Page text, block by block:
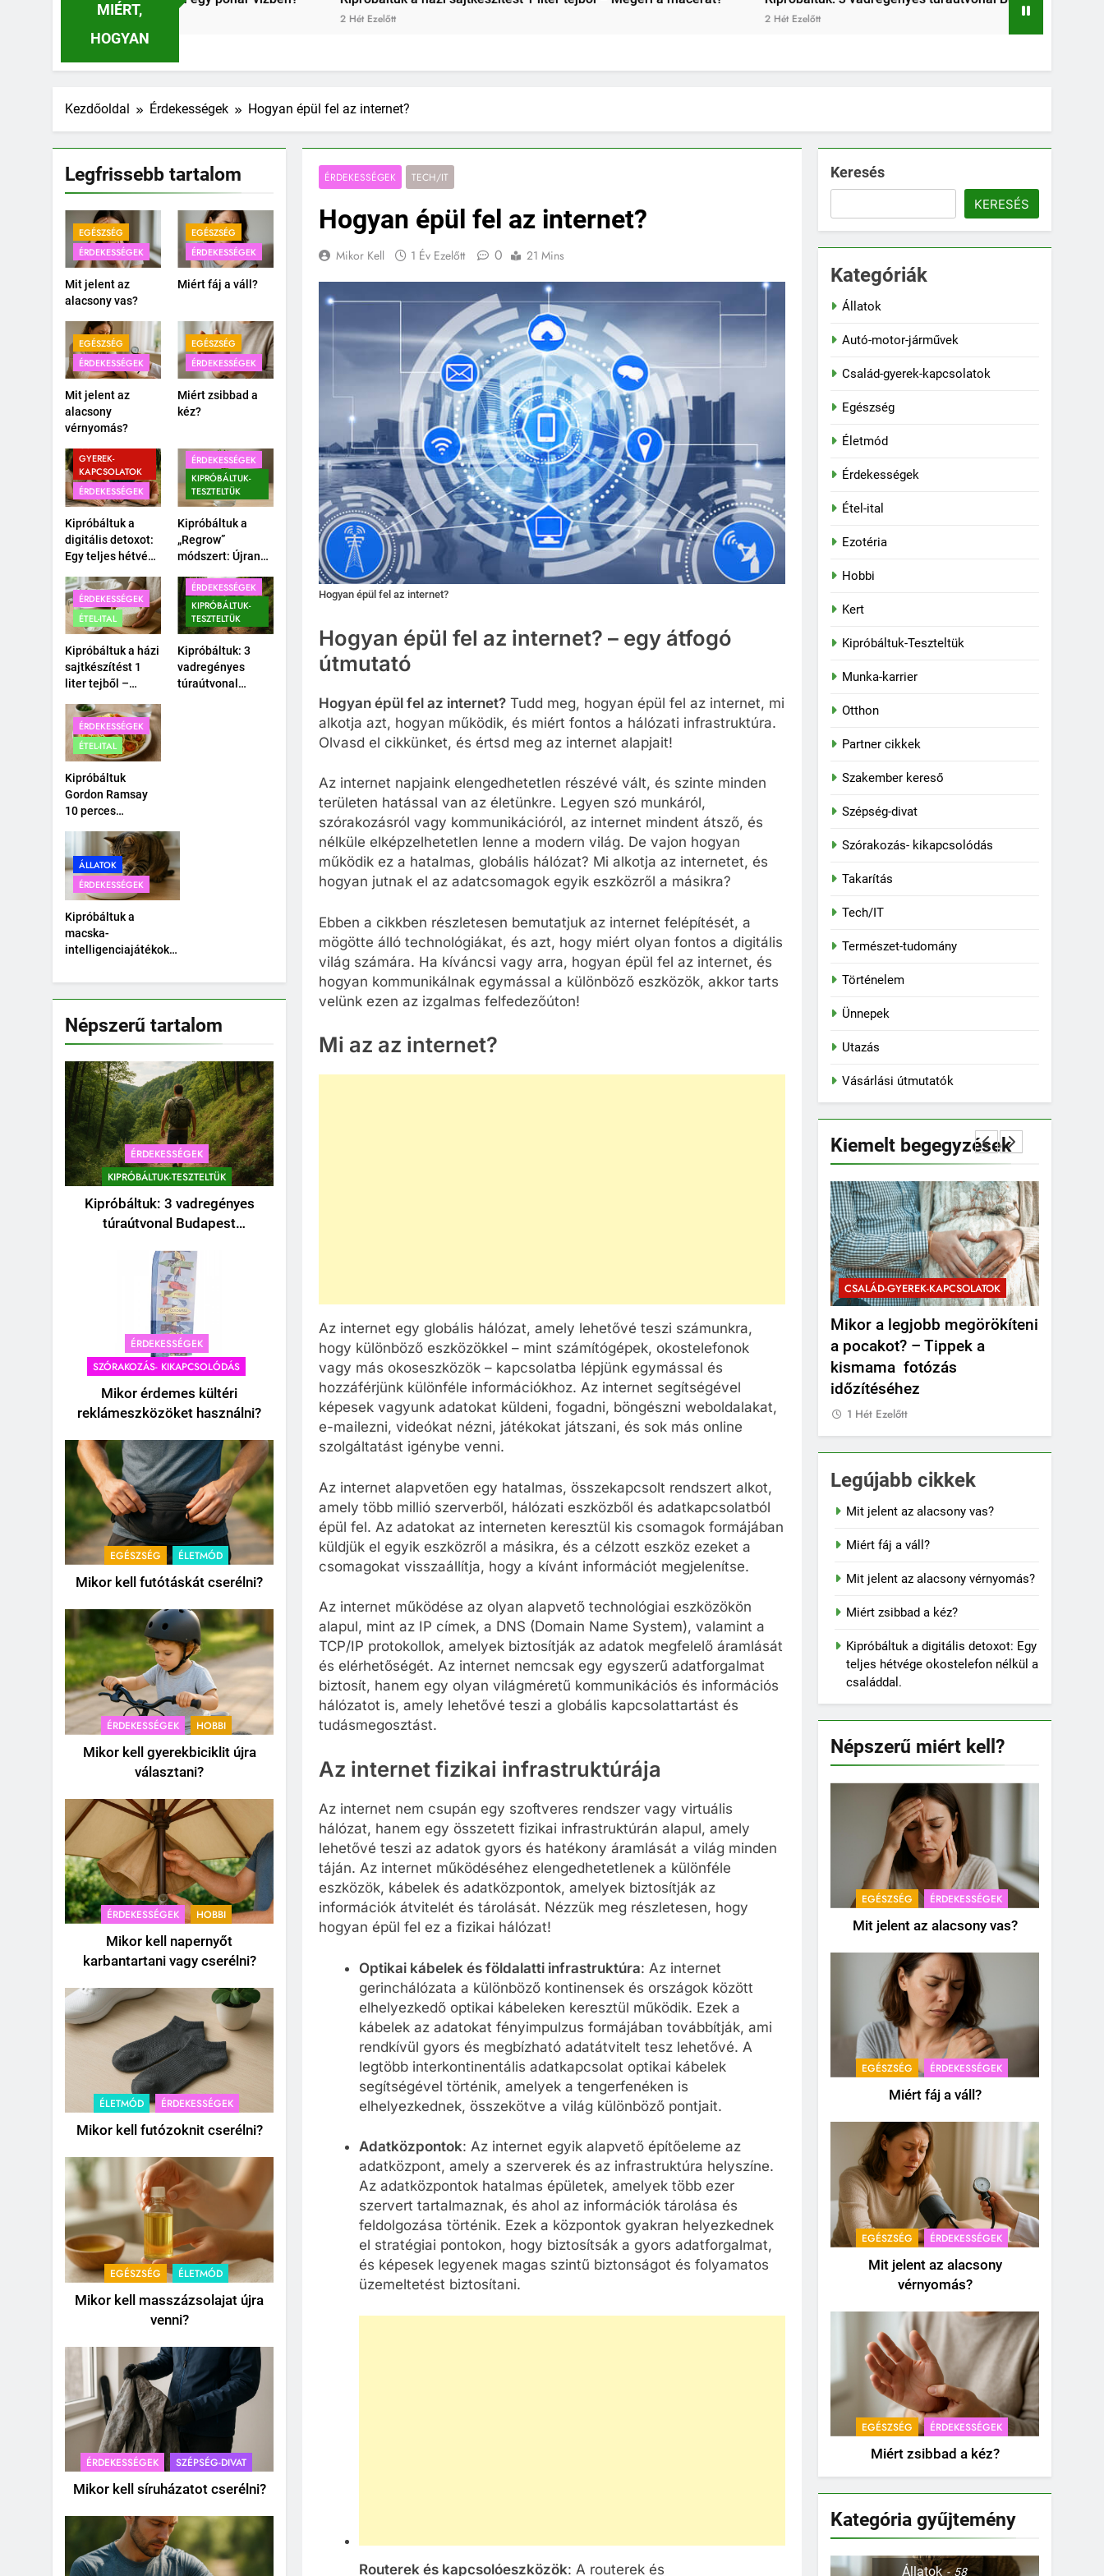
MIÉRT,
HOGYAN
Kezdőoldal Érdekességek Hogyan épül fel az internet?
Legfrissebb tartalom
EGÉSZSÉG
ÉRDEKESSÉGEK
Mit jelent az
alacsony vas?
EGÉSZSÉG
ÉRDEKESSÉGEK
Miért fáj a váll?
EGÉSZSÉG
ÉRDEKESSÉGEK
Mit jelent az
alacsony
vérnyomás?
EGÉSZSÉG
ÉRDEKESSÉGEK
Miért zsibbad a
kéz?
GYEREK-
KAPCSOLATOK
ÉRDEKESSÉGEK
Kipróbáltuk a
digitális detoxot:
Egy teljes hétvége
nélkül a
családdal.
ÉRDEKESSÉGEK
KIPRÓBÁLTUK-
TESZTELTÜK
Kipróbáltuk a
„Regrow”
módszert: Újranő
póréhagyma egy
pohár vízben?
ÉRDEKESSÉGEK
ÉTEL-ITAL
Kipróbáltuk a házi
sajtkészítést 1
liter tejből –
macerát?
ÉRDEKESSÉGEK
KIPRÓBÁLTUK-
TESZTELTÜK
Kipróbáltuk: 3
vadregényes
túraútvonal
ÉRDEKESSÉGEK
ÉTEL-ITAL
Kipróbáltuk
Gordon Ramsay
10 perces
Tényleg megvan
10 perc alatt?
ÁLLATOK
ÉRDEKESSÉGEK
Kipróbáltuk a
macska-
intelligenciajátékokat
mint hittük?
Népszerű tartalom
ÉRDEKESSÉGEK
KIPRÓBÁLTUK-TESZTELTÜK
Kipróbáltuk: 3 vadregényes
túraútvonal Budapest
autó.
ÉRDEKESSÉGEK
SZÓRAKOZÁS- KIKAPCSOLÓDÁS
Mikor érdemes kültéri
reklámeszközöket használni?
EGÉSZSÉG ÉLETMÓD
Mikor kell futótáskát cserélni?
ÉRDEKESSÉGEK HOBBI
Mikor kell gyerekbiciklit újra
választani?
ÉRDEKESSÉGEK HOBBI
Mikor kell napernyőt
karbantartani vagy cserélni?
ÉLETMÓD ÉRDEKESSÉGEK
Mikor kell futózoknit cserélni?
EGÉSZSÉG ÉLETMÓD
Mikor kell masszázsolajat újra
venni?
ÉRDEKESSÉGEK SZÉPSÉG-DIVAT
Mikor kell síruházatot cserélni?
ÉRDEKESSÉGEK TECH/IT
Hogyan épül fel az internet?
Mikor Kell 1 Év Ezelőtt 0 21 Mins
Hogyan épül fel az internet?
Hogyan épül fel az internet? – egy átfogó
útmutató
Hogyan épül fel az internet? Tudd meg, hogyan épül fel az internet, mi
alkotja azt, hogyan működik, és miért fontos a hálózati infrastruktúra.
Olvasd el cikkünket, és értsd meg az internet alapjait!
Az internet napjaink elengedhetetlen részévé vált, és szinte minden
területen hatással van az életünkre. Legyen szó munkáról,
szórakozásról vagy kommunikációról, az internet mindent átsző, és
nélküle elképzelhetetlen lenne a modern világ. De vajon hogyan
működik ez a hatalmas, globális hálózat? Mi alkotja az internetet, és
hogyan jutnak el az adatcsomagok egyik eszközről a másikra?
Ebben a cikkben részletesen bemutatjuk az internet felépítését, a
mögötte álló technológiákat, és azt, hogy miért olyan fontos a digitális
világ számára. Ha kíváncsi vagy arra, hogyan épül fel az internet, és
hogyan kommunikálnak egymással a különböző eszközök, akkor tarts
velünk ezen az izgalmas felfedezőúton!
Mi az az internet?
Az internet egy globális hálózat, amely lehetővé teszi számunkra,
hogy különböző eszközökkel – mint számítógépek, okostelefonok
vagy más okoseszközök – kapcsolatba lépjünk egymással és
hozzáférjünk különféle információkhoz. Az internet segítségével
képesek vagyunk adatokat küldeni, fogadni, böngészni weboldalakat,
e-mailezni, videókat nézni, játékokat játszani, és sok más online
szolgáltatást igénybe venni.
Az internet alapvetően egy hatalmas, összekapcsolt rendszert alkot,
amely több millió szerverből, hálózati eszközből és adatkapcsolatból
épül fel. Az adatokat az interneten keresztül kis csomagok formájában
küldjük el egyik eszközről a másikra, és a célzott eszköz ezeket a
csomagokat visszaállítja, hogy a kívánt információt megjelenítse.
Az internet működése az olyan alapvető technológiai eszközökön
alapul, mint az IP címek, a DNS (Domain Name System), valamint a
TCP/IP protokollok, amelyek biztosítják az adatok megfelelő áramlását
és elérhetőségét. Az internet nemcsak egy egyszerű adatforgalmat
biztosít, hanem egy olyan világméretű kommunikációs és információs
hálózatot is, amely lehetővé teszi a globális kapcsolattartást és
tudásmegosztást.
Az internet fizikai infrastruktúrája
Az internet nem csupán egy szoftveres rendszer vagy virtuális
hálózat, hanem egy összetett fizikai infrastruktúrán alapul, amely
lehetővé teszi az adatok gyors és hatékony áramlását a világ minden
táján. Az internet működéséhez elengedhetetlenek a különféle
eszközök, kábelek és adatközpontok, amelyek biztosítják az
információk átvitelét és tárolását. Nézzük meg részletesen, hogy
hogyan épül fel ez a fizikai hálózat!
Optikai kábelek és földalatti infrastruktúra: Az internet
gerinchálózata a különböző kontinensek és országok között
elhelyezkedő optikai kábeleken keresztül működik. Ezek a
kábelek az adatokat fényimpulzus formájában továbbítják, ami
rendkívül gyors és megbízható adatátvitelt tesz lehetővé. A
legtöbb interkontinentális adatkapcsolat optikai kábelek
segítségével történik, amelyek a tengerfenéken is
elhelyezkednek, összekötve a világ különböző pontjait.
Adatközpontok: Az internet egyik alapvető építőeleme az
adatközpont, amely a szerverek és az infrastruktúra helyszíne.
Az adatközpontok hatalmas épületek, amelyek több ezer
szervert tartalmaznak, és ahol az információk tárolása és
feldolgozása történik. Ezek a központok gyakran helyezkednek
el stratégiai pontokon, hogy biztosítsák a gyors adatforgalmat,
és képesek legyenek magas szintű biztonságot és folyamatos
üzemeltetést biztosítani.
Routerek és kapcsolóeszközök: A routerek és
Keresés
KERESÉS
Kategóriák
Állatok
Autó-motor-járművek
Család-gyerek-kapcsolatok
Egészség
Életmód
Érdekességek
Étel-ital
Ezotéria
Hobbi
Kert
Kipróbáltuk-Teszteltük
Munka-karrier
Otthon
Partner cikkek
Szakember kereső
Szépség-divat
Szórakozás- kikapcsolódás
Takarítás
Tech/IT
Természet-tudomány
Történelem
Ünnepek
Utazás
Vásárlási útmutatók
Kiemelt begegyzések
CSALÁD-GYEREK-KAPCSOLATOK
Egy teljes hétvége
nélkül a
babaszobában – amikor a
praktikus részlet prémium
gondoskodássá válik
1 Hét Ezelőtt
Mikor kell légzésfigyelőt
cserélni babáknál?
1 Hét Ezelőtt
Hogyan válasszunk
strapabíró túrahátizsákot
gyermekeknek?
1 Hét Ezelőtt
CSALÁD-GYEREK-KAPCSOLATOK
Mikor a legjobb megörökíteni
a pocakot? – Tippek a
kismama fotózás
időzítéséhez
1 Hét Ezelőtt
Legújabb cikkek
Mit jelent az alacsony vas?
Miért fáj a váll?
Mit jelent az alacsony vérnyomás?
Miért zsibbad a kéz?
Kipróbáltuk a digitális detoxot: Egy
teljes hétvége okostelefon nélkül a
családdal.
Népszerű miért kell?
EGÉSZSÉG ÉRDEKESSÉGEK
Mit jelent az alacsony vas?
EGÉSZSÉG ÉRDEKESSÉGEK
Miért fáj a váll?
EGÉSZSÉG ÉRDEKESSÉGEK
Mit jelent az alacsony
vérnyomás?
EGÉSZSÉG ÉRDEKESSÉGEK
Miért zsibbad a kéz?
Kategória gyűjtemény
Állatok 58